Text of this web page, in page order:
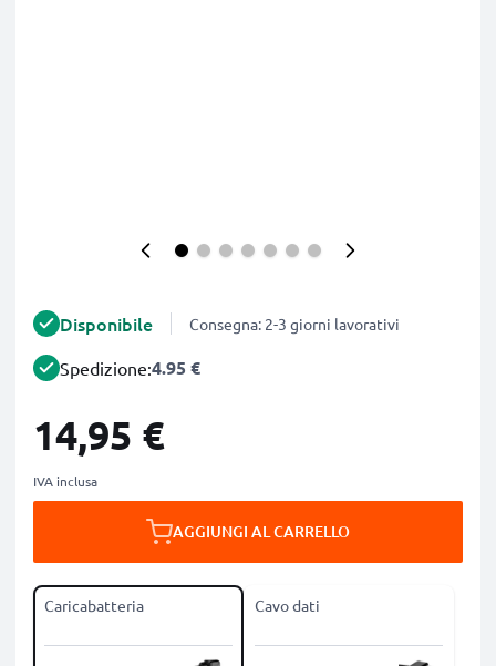
Disponibile Consegna: 2-3 giorni lavorativi
Spedizione:4.95 €
14,95 €
IVA inclusa
AGGIUNGI AL CARRELLO
Caricabatteria Cavo dati